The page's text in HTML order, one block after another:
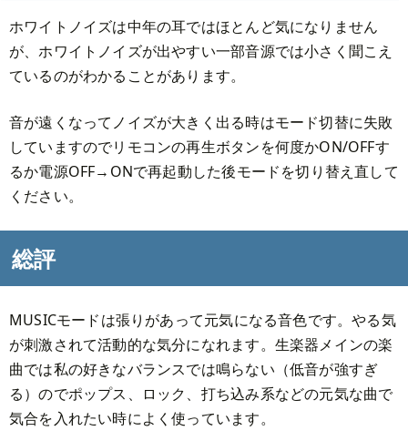
ホワイトノイズは中年の耳ではほとんど気になりません
が、ホワイトノイズが出やすい一部音源では小さく聞こえ
ているのがわかることがあります。
音が遠くなってノイズが大きく出る時はモード切替に失敗
していますのでリモコンの再生ボタンを何度かON/OFFす
るか電源OFF→ONで再起動した後モードを切り替え直して
ください。
総評
MUSICモードは張りがあって元気になる音色です。やる気
が刺激されて活動的な気分になれます。生楽器メインの楽
曲では私の好きなバランスでは鳴らない（低音が強すぎ
る）のでポップス、ロック、打ち込み系などの元気な曲で
気合を入れたい時によく使っています。